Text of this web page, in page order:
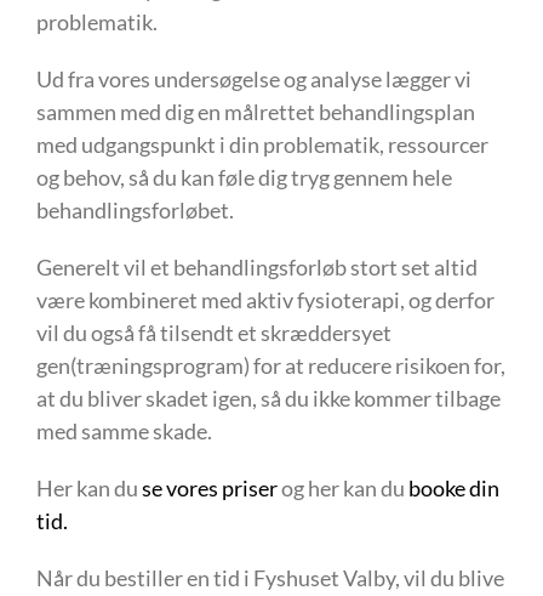
problematik.
Ud fra vores undersøgelse og analyse lægger vi
sammen med dig en målrettet behandlingsplan
med udgangspunkt i din problematik, ressourcer
og behov, så du kan føle dig tryg gennem hele
behandlingsforløbet.
Generelt vil et behandlingsforløb stort set altid
være kombineret med aktiv fysioterapi, og derfor
vil du også få tilsendt et skræddersyet
gen(træningsprogram) for at reducere risikoen for,
at du bliver skadet igen, så du ikke kommer tilbage
med samme skade.
Her kan duse vores priserog her kan du booke din
tid.
Når du bestiller en tid i Fyshuset Valby, vil du blive